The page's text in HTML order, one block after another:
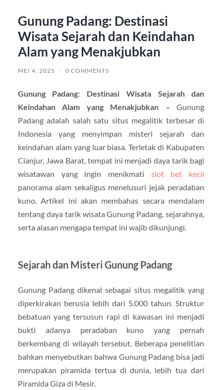
Gunung Padang: Destinasi
Wisata Sejarah dan Keindahan
Alam yang Menakjubkan
MEI 4, 2025 / 0 COMMENTS
Gunung Padang: Destinasi Wisata Sejarah dan
Keindahan Alam yang Menakjubkan –Gunung
Padang adalah salah satu situs megalitik terbesar di
Indonesia yang menyimpan misteri sejarah dan
keindahan alam yang luar biasa. Terletak di Kabupaten
Cianjur, Jawa Barat, tempat ini menjadi daya tarik bagi
wisatawan yang ingin menikmati slot bet kecil
panorama alam sekaligus menelusuri jejak peradaban
kuno. Artikel ini akan membahas secara mendalam
tentang daya tarik wisata Gunung Padang, sejarahnya,
serta alasan mengapa tempat ini wajib dikunjungi.
Sejarah dan Misteri Gunung Padang
Gunung Padang dikenal sebagai situs megalitik yang
diperkirakan berusia lebih dari 5.000 tahun. Struktur
bebatuan yang tersusun rapi di kawasan ini menjadi
bukti adanya peradaban kuno yang pernah
berkembang di wilayah tersebut. Beberapa penelitian
bahkan menyebutkan bahwa Gunung Padang bisa jadi
merupakan piramida tertua di dunia, lebih tua dari
Piramida Giza di Mesir.